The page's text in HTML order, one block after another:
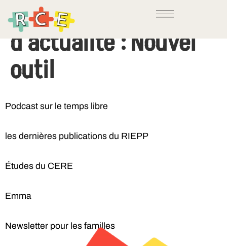
Catégorie
d'actualité :Nouvel
outil
Podcast sur le temps libre
les dernières publications du RIEPP
Études du CERE
Emma
Newsletter pour les familles